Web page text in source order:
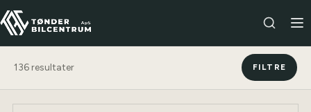
136 resultater FILTRE